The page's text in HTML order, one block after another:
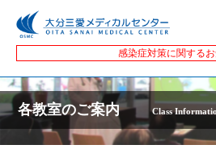
感染症対策に関する
各教室のご案内 Class